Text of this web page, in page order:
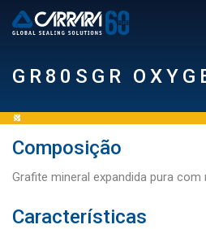
GR80SGR
Composição
Grafite mineral expandida pura
Características